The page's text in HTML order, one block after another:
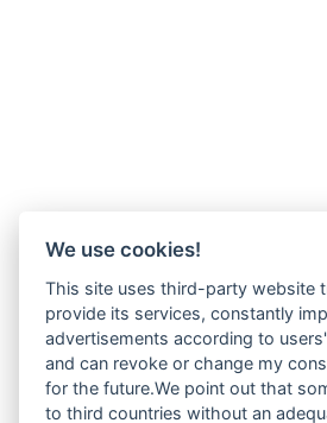
We use cookies!
This site uses third-party website
provide its services, constantly
advertisements according to
and can revoke or change my
for the future.We point out that
to third countries without an